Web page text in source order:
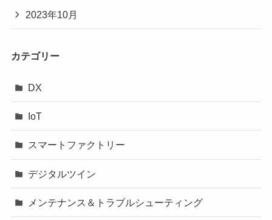
2023年10月
カテゴリー
DX
IoT
スマートファクトリー
デジタルツイン
メンテナンス＆トラブルシューティング